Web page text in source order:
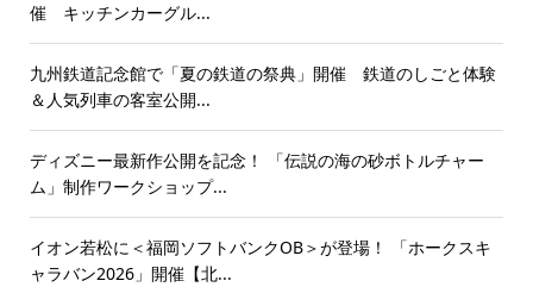
催 キッチンカーグル...
九州鉄道記念館で「夏の鉄道の祭典」開催 鉄道のしごと体験
＆人気列車の客室公開...
ディズニー最新作公開を記念！ 「伝説の海の砂ボトルチャー
ム」制作ワークショップ...
イオン若松に＜福岡ソフトバンクOB＞が登場！ 「ホークスキ
ャラバン2026」開催【北...